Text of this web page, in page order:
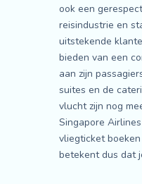
ook een
reisindustrie en
uitstekende
bieden van een
aan zijn
suites en de
vlucht zijn nog
Singapore
vliegticket
betekent dus dat